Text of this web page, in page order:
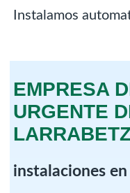
Instalamos
EMPRESA
URGENTE
instalaciones